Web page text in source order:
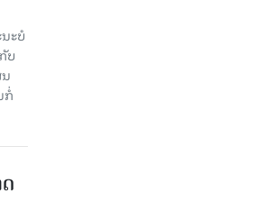
ະ​ບໍ​
ບ​
ກໍ່​